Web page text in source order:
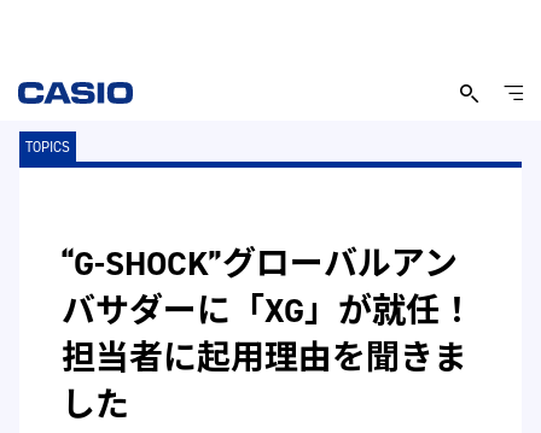
TOPICS
“G-SHOCK”グローバルアン
バサダーに「XG」が就任！
担当者に起用理由を聞きま
した